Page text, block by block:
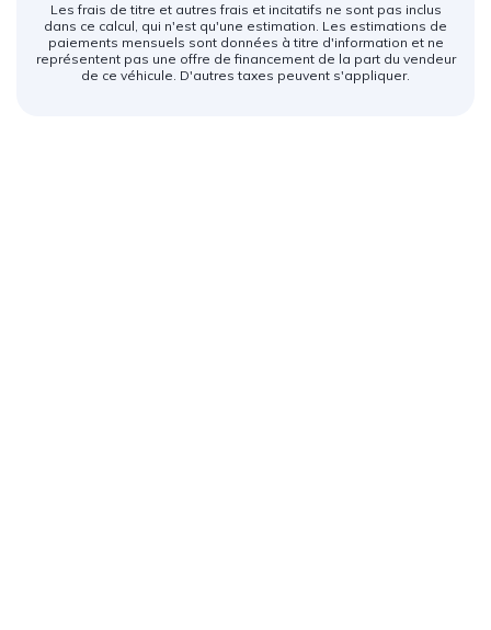
Les frais de titre et autres frais et incitatifs ne sont pas inclus
dans ce calcul, qui n'est qu'une estimation. Les estimations de
paiements mensuels sont données à titre d'information et ne
représentent pas une offre de financement de la part du vendeur
de ce véhicule. D'autres taxes peuvent s'appliquer.